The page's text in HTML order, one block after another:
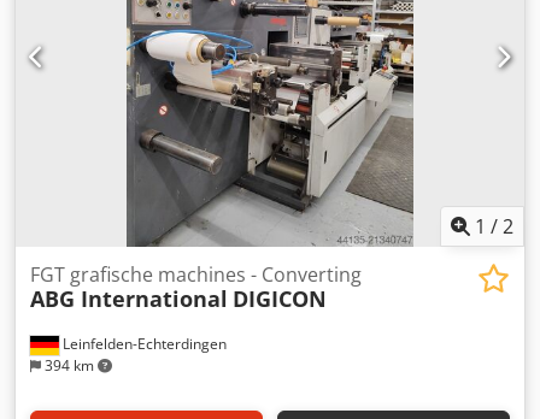
1 /2
Leinfelden-Echterdingen
394 km
FGT grafische machines - Converting
ABG International DIGICON